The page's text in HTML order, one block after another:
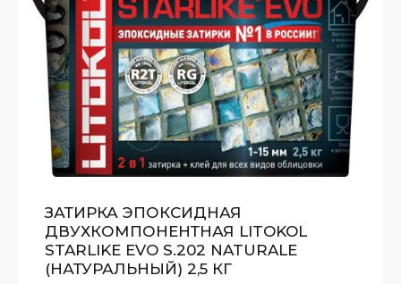
ЗАТИРКА ЭПОКСИДНАЯ
ДВУХКОМПОНЕНТНАЯ LITOKOL
STARLIKE EVO S.202 NATURALE
(НАТУРАЛЬНЫЙ) 2,5 КГ